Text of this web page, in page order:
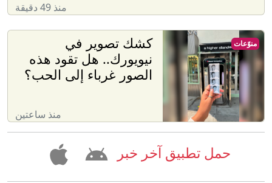
منذ 49 دقيقة
كشك تصوير في
نيويورك.. هل تقود هذه
الصور غرباء إلى الحب؟
منذ ساعتين
منوّعات
حمل تطبيق آخر خبر